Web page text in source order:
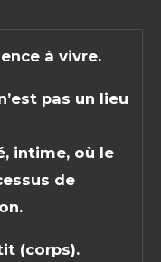
à vivre.
pas un lieu
intime, où le
de
(corps).